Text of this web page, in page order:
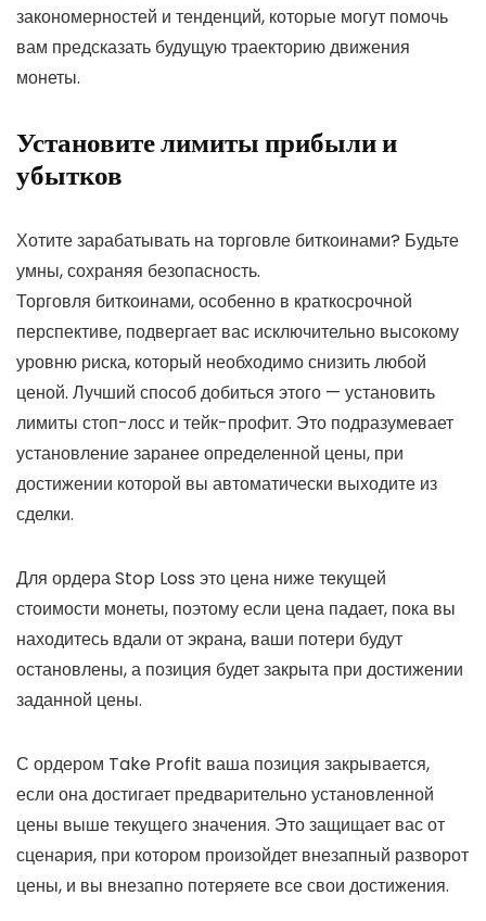
закономерностей и тенденций, которые могут помочь
вам предсказать будущую траекторию движения
монеты.
Установите лимиты прибыли и
убытков
Хотите зарабатывать на торговле биткоинами? Будьте
умны, сохраняя безопасность.
Торговля биткоинами, особенно в краткосрочной
перспективе, подвергает вас исключительно высокому
уровню риска, который необходимо снизить любой
ценой. Лучший способ добиться этого — установить
лимиты стоп-лосс и тейк-профит. Это подразумевает
установление заранее определенной цены, при
достижении которой вы автоматически выходите из
сделки.
Для ордера Stop Loss это цена ниже текущей
стоимости монеты, поэтому если цена падает, пока вы
находитесь вдали от экрана, ваши потери будут
остановлены, а позиция будет закрыта при достижении
заданной цены.
С ордером Take Profit ваша позиция закрывается,
если она достигает предварительно установленной
цены выше текущего значения. Это защищает вас от
сценария, при котором произойдет внезапный разворот
цены, и вы внезапно потеряете все свои достижения.